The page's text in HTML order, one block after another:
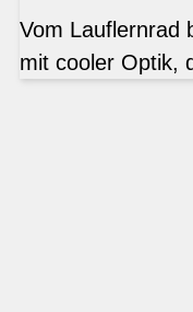
Vom Lauflernrad
mit cooler Optik,